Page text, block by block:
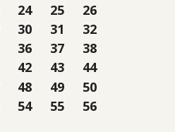
24 25
26
30 31
32
36 37
38
42 43
44
48 49
50
54 55 56